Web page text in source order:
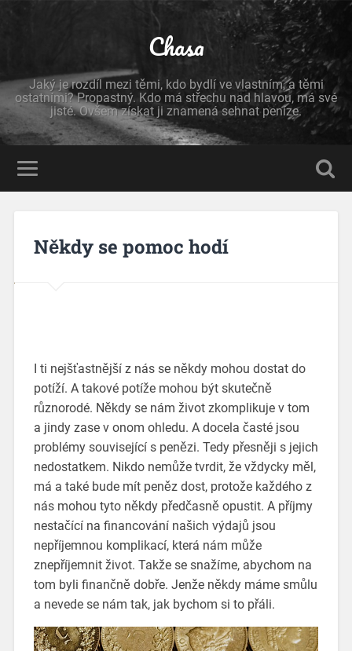
Chasa
Jaký je rozdíl mezi těmi, kdo bydlí ve vlastním, a těmi
ostatními? Propastný. Kdo má střechu nad hlavou, má své
jisté. Ovšem získat ji znamená sehnat peníze.
Někdy se pomoc hodí
I ti nejšťastnější z nás se někdy mohou dostat do
potíží. A takové potíže mohou být skutečně
různorodé. Někdy se nám život zkomplikuje v tom
a jindy zase v onom ohledu. A docela časté jsou
problémy související s penězi. Tedy přesněji s jejich
nedostatkem. Nikdo nemůže tvrdit, že vždycky měl,
má a také bude mít peněz dost, protože každého z
nás mohou tyto někdy předčasně opustit. A příjmy
nestačící na financování našich výdajů jsou
nepříjemnou komplikací, která nám může
znepříjemnit život. Takže se snažíme, abychom na
tom byli finančně dobře. Jenže někdy máme smůlu
a nevede se nám tak, jak bychom si to přáli.